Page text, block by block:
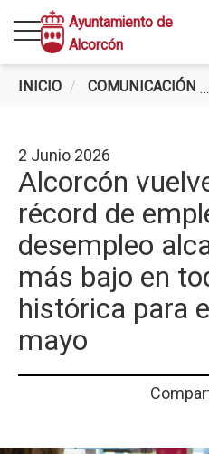
contenido
principal
Ayuntamiento de
Alcorcón
INICIO COMUNICACIÓN
2 Junio 2026
Alcorcón
récord de
desempleo
más bajo en
histórica para
mayo